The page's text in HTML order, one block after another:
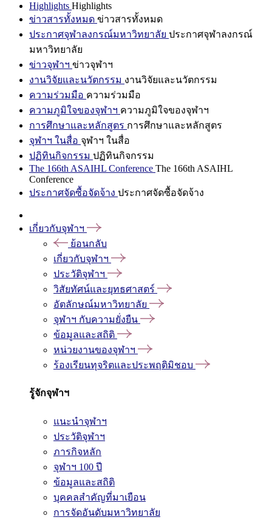
Highlights Highlights
ข่าวสารทั้งหมด ข่าวสารทั้งหมด
ประกาศจุฬาลงกรณ์มหาวิทยาลัย ประกาศจุฬาลงกรณ์
มหาวิทยาลัย
ข่าวจุฬาฯ ข่าวจุฬาฯ
งานวิจัยและนวัตกรรม งานวิจัยและนวัตกรรม
ความร่วมมือ ความร่วมมือ
ความภูมิใจของจุฬาฯ ความภูมิใจของจุฬาฯ
การศึกษาและหลักสูตร การศึกษาและหลักสูตร
จุฬาฯ ในสื่อ จุฬาฯ ในสื่อ
ปฏิทินกิจกรรม ปฏิทินกิจกรรม
The 166th ASAIHL Conference The 166th ASAIHL
Conference
ประกาศจัดซื้อจัดจ้าง ประกาศจัดซื้อจัดจ้าง
เกี่ยวกับจุฬาฯ
ย้อนกลับ
เกี่ยวกับจุฬาฯ
ประวัติจุฬาฯ
วิสัยทัศน์และยุทธศาสตร์
อัตลักษณ์มหาวิทยาลัย
จุฬาฯ กับความยั่งยืน
ข้อมูลและสถิติ
หน่วยงานของจุฬาฯ
ร้องเรียนทุจริตและประพฤติมิชอบ
รู้จักจุฬาฯ
แนะนำจุฬาฯ
ประวัติจุฬาฯ
ภารกิจหลัก
จุฬาฯ 100 ปี
ข้อมูลและสถิติ
บุคคลสำคัญที่มาเยือน
การจัดอันดับมหาวิทยาลัย